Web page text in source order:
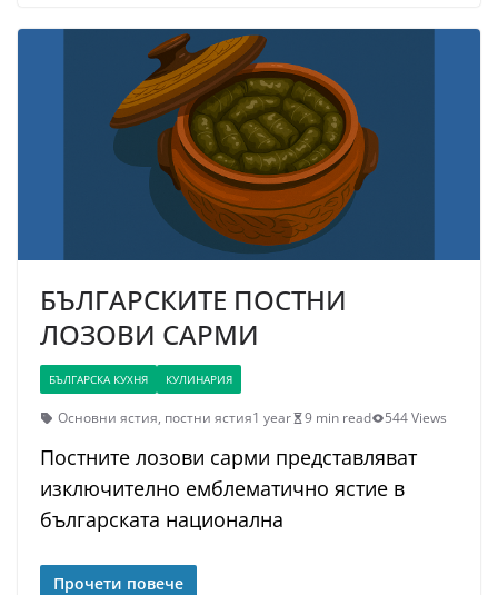
БЪЛГАРСКИТЕ ПОСТНИ
ЛОЗОВИ САРМИ
БЪЛГАРСКА КУХНЯ КУЛИНАРИЯ
Основни ястия, постни ястия1 year 9 min read 544 Views
Постните лозови сарми представляват
изключително емблематично ястие в
българската национална
Прочети повече